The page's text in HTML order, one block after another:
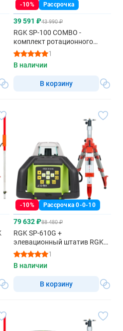
-10% Рассрочка
39 591 ₽43 990 ₽
RGK SP-100 COMBO -
комплект ротационного
нивелира с раздвижным
штативом
1
В наличии
В корзину
-10% Рассрочка 0-0-10
79 632 ₽88 480 ₽
RGK SP-610G +
элевационный штатив RGK
SH-170 - ротационный
нивелир с зеленым лучом
1
В наличии
В корзину